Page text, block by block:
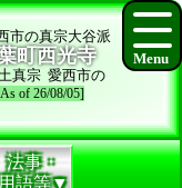
市の真宗大谷派
町西光寺
真宗 愛西市の
of 26/08/05]
法事・
語等▼